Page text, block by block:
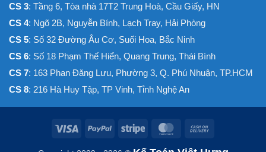
CS 3: Tầng 6, Tòa nhà 17T2 Trung Hoà, Cầu Giấy, HN
CS 4: Ngõ 2B, Nguyễn Bính, Lạch Tray, Hải Phòng
CS 5: Số 32 Đường Âu Cơ, Suối Hoa, Bắc Ninh
CS 6: Số 18 Phạm Thế Hiển, Quang Trung, Thái Bình
CS 7: 163 Phan Đăng Lưu, Phường 3, Q. Phú Nhuận, TP.HCM
CS 8: 216 Hà Huy Tập, TP Vinh, Tỉnh Nghệ An
Visa PayPal Stripe MasterCard